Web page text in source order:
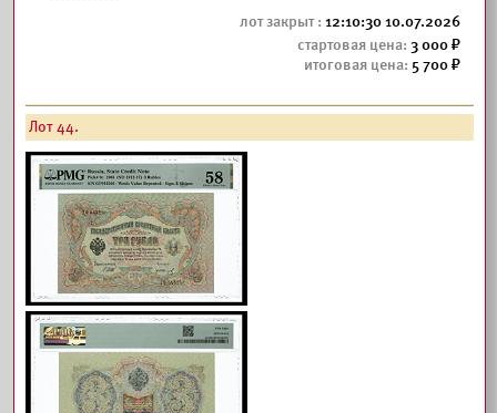
12:10:30 10.07.2026
3 000
5 700
Лот 44.